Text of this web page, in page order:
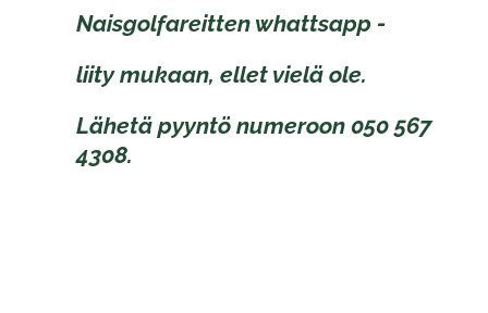
Naisgolfareitten whattsapp -
liity mukaan, ellet vielä ole.
Lähetä pyyntö numeroon 050 567
4308.